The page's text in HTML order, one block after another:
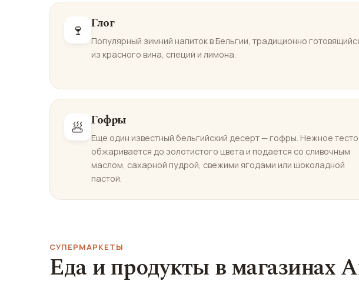
🍷 Глог
Популярный зимний напиток в Бельгии, традиционно
из красного вина, специй и лимона.
🥟 Гофры
Еще один известный бельгийский десерт — гофры. Нежное тесто
обжаривается до золотистого цвета и подается со сливочным
маслом, сахарной пудрой, свежими ягодами или шоколадной
пастой.
СУПЕРМАРКЕТЫ
Еда и продукты в магазинах